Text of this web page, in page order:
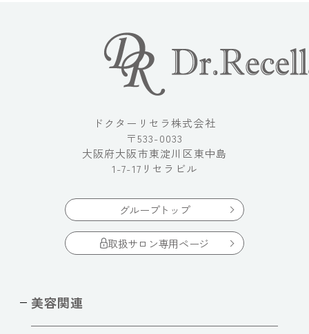
ドクターリセラ株式会社
〒533-0033
大阪府大阪市東淀川区東中島
1-7-17リセラビル
グループトップ
取扱サロン専用ページ
美容関連